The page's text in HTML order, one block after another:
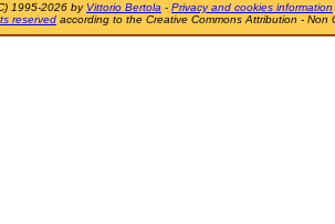
1995-2026 by Vittorio Bertola - Privacy and cookies information
reserved according to the Creative Commons Attribution - Non